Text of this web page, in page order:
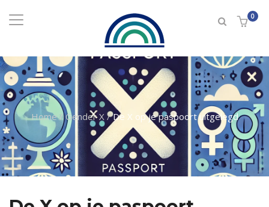
0
Home/ Gender X/De X op je paspoort uitgelegd